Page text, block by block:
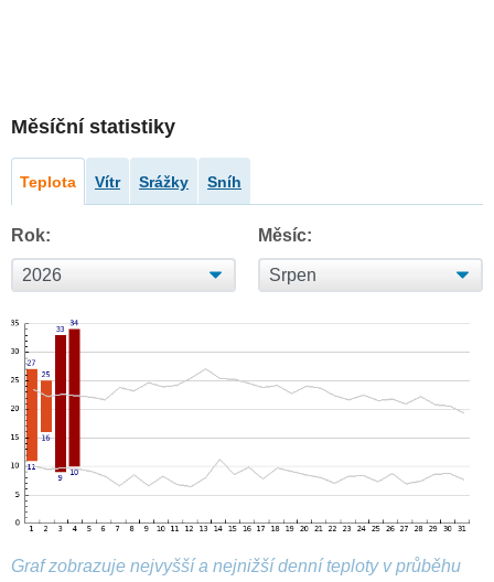
Měsíční statistiky
Teplota Vítr Srážky Sníh
Rok: Měsíc:
Graf zobrazuje nejvyšší a nejnižší denní teploty v průběhu